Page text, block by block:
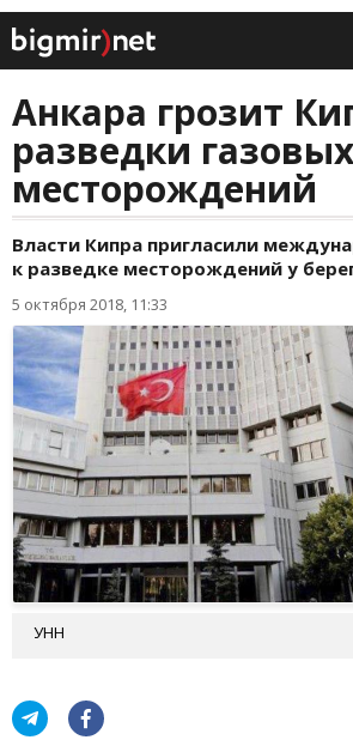
Анкара грозит
разведки газовых
месторождений
Власти Кипра пригласили
к разведке месторождений у
5 октября 2018, 11:33
УНН